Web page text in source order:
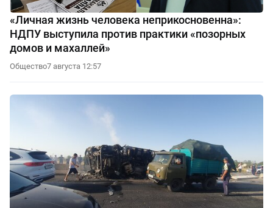
«Личная жизнь человека неприкосновенна»:
НДПУ выступила против практики «позорных
домов и махаллей»
Общество7 августа 12:57